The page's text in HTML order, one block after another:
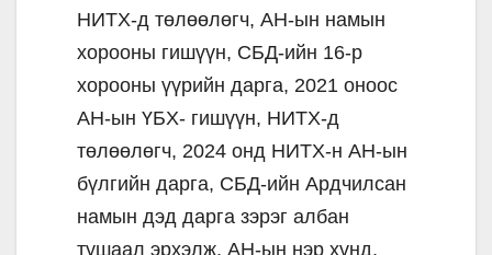
НИТХ-д төлөөлөгч, АН-ын намын
хорооны гишүүн, СБД-ийн 16-р
хорооны үүрийн дарга, 2021 оноос
АН-ын ҮБХ- гишүүн, НИТХ-д
төлөөлөгч, 2024 онд НИТХ-н АН-ын
бүлгийн дарга, СБД-ийн Ардчилсан
намын дэд дарга зэрэг албан
тушаал эрхэлж, АН-ын нэр хүнд,